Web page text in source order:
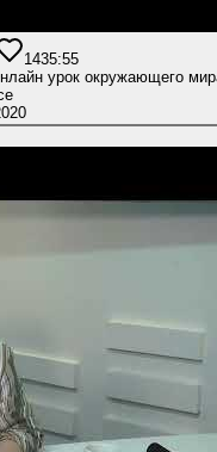
1435:55
урок окружающего